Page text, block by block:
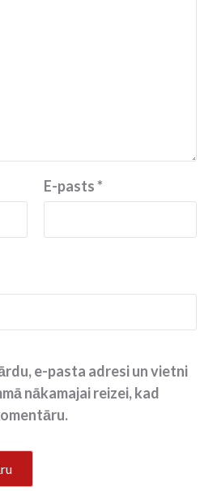
E-pasts*
e-pasta adresi un vietni
nākamajai reizei, kad